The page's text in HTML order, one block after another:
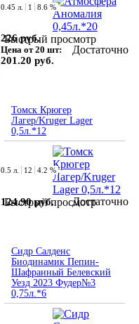
Быстрый просмотр
0.45 л. 1 8.6 %
226 руб.
Цена от 20 шт:
201.20 руб.
Достаточно
Томск Крюгер
Лагер/Kruger Lager
0,5л.*12
Быстрый просмотр
0.5 л. 12 4.2 %
124.90 руб. Достаточно
Сидр Салденс
Биодинамик Пепин-
Шафранный Белевский
Уезд 2023 Фудер№3
0,75л.*6